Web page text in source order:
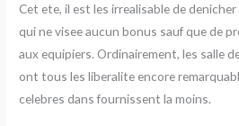
Cet ete, il est les irrealisable de
qui ne visee aucun bonus sauf que de
aux equipiers. Ordinairement, les salle
ont tous les liberalite encore
celebres dans fournissent la moins.